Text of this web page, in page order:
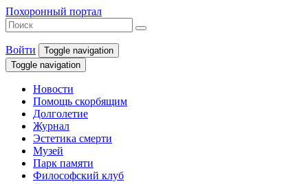
Похоронный портал
Войти
Toggle navigation
Toggle navigation
Новости
Помощь скорбящим
Долголетие
Журнал
Эстетика смерти
Музей
Парк памяти
Философский клуб